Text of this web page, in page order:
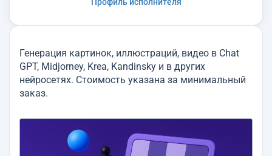
Генерация картинок, иллюстраций, видео в Chat
GPT, Midjorney, Krea, Kandinsky и в других
нейросетях. Стоимость указана за минимальный
заказ.